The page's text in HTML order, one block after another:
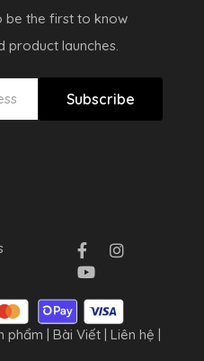
be the first to know
product launches.
Subscribe
phẩm Bài Viết Liên hệ